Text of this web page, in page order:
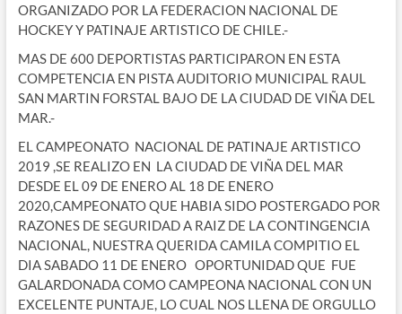
ORGANIZADO POR LA FEDERACION NACIONAL DE
HOCKEY Y PATINAJE ARTISTICO DE CHILE.-
MAS DE 600 DEPORTISTAS PARTICIPARON EN ESTA
COMPETENCIA EN PISTA AUDITORIO MUNICIPAL RAUL
SAN MARTIN FORSTAL BAJO DE LA CIUDAD DE VIÑA DEL
MAR.-
EL CAMPEONATO NACIONAL DE PATINAJE ARTISTICO
2019 ,SE REALIZO EN LA CIUDAD DE VIÑA DEL MAR
DESDE EL 09 DE ENERO AL 18 DE ENERO
2020,CAMPEONATO QUE HABIA SIDO POSTERGADO POR
RAZONES DE SEGURIDAD A RAIZ DE LA CONTINGENCIA
NACIONAL, NUESTRA QUERIDA CAMILA COMPITIO EL
DIA SABADO 11 DE ENERO OPORTUNIDAD QUE FUE
GALARDONADA COMO CAMPEONA NACIONAL CON UN
EXCELENTE PUNTAJE, LO CUAL NOS LLENA DE ORGULLO